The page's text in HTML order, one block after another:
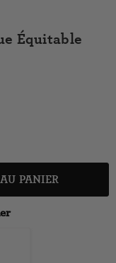
Équitable
PANIER